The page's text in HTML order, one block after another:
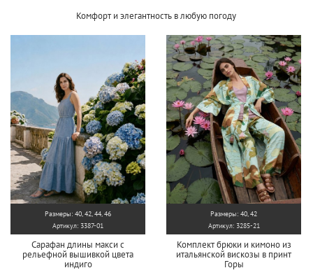
Комфорт и элегантность в любую погоду
Размеры: 40, 42, 44, 46
Артикул: 3387-01
Сарафан длины макси с
рельефной вышивкой цвета
индиго
Размеры: 40, 42
Артикул: 3285-21
Комплект брюки и кимоно из
итальянской вискозы в принт
Горы